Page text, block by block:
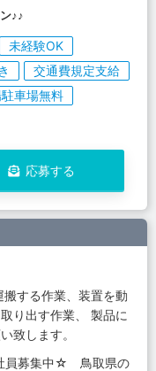
♪♪
未経験OK
交通費規定支給
車場無料
応募する
する作業、装置を動
り出す作業、 製品に
致します。
員募集中☆ 鳥取県の